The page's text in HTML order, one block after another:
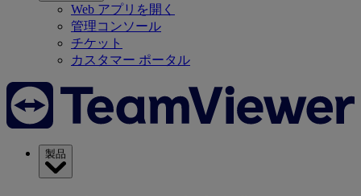
Web アプリを開く
管理コンソール
チケット
カスタマー ポータル
製品